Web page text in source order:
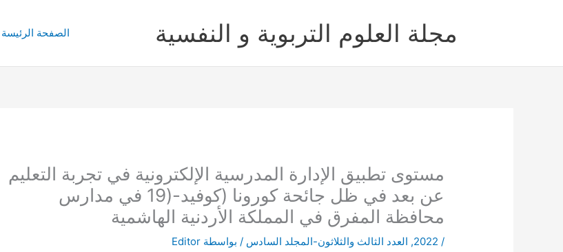
مجلة العلوم التربوية و النفسية الصفحة الرئيسة
مستوى تطبيق الإدارة المدرسية الإلكترونية في تجربة التعليم
عن بعد في ظل جائحة كورونا (كوفيد-(19 في مدارس
محافظة المفرق في المملكة الأردنية الهاشمية
/
2022
, العدد الثالث والثلاثون-المجلد السادس / بواسطة Editor